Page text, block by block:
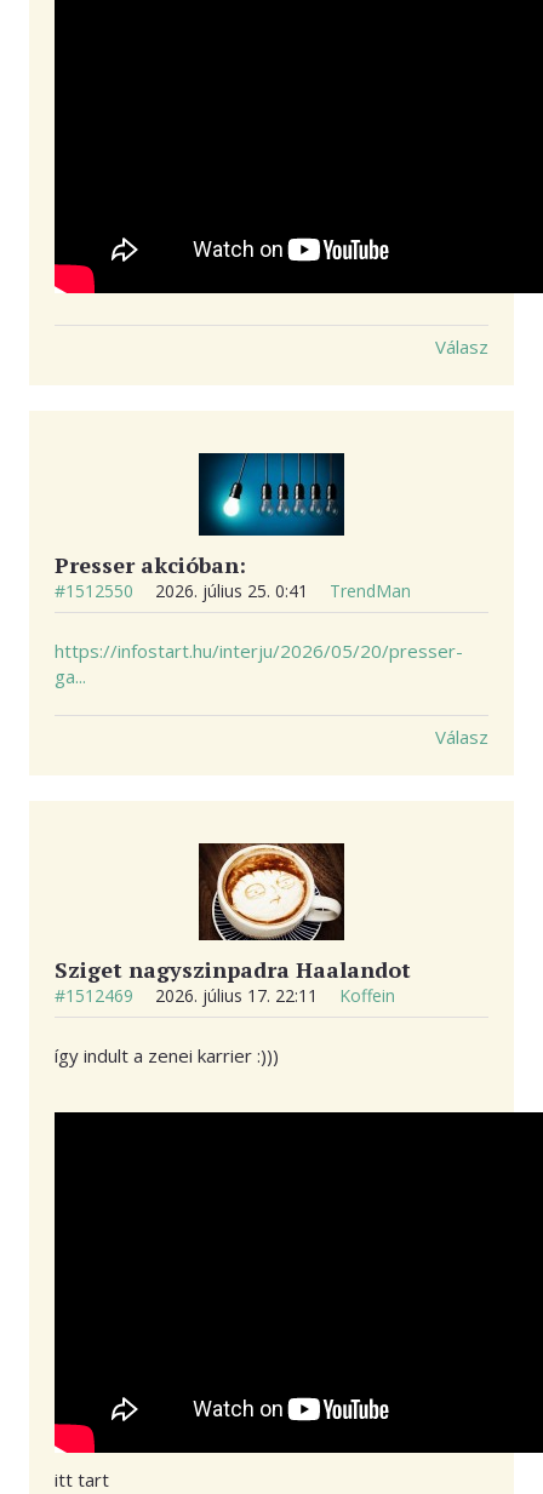
Válasz
Presser akcióban:
#1512550 2026. július 25. 0:41 TrendMan
https://infostart.hu/interju/2026/05/20/presser-
ga...
Válasz
Sziget nagyszinpadra Haalandot
#1512469 2026. július 17. 22:11 Koffein
így indult a zenei karrier :)))
itt tart